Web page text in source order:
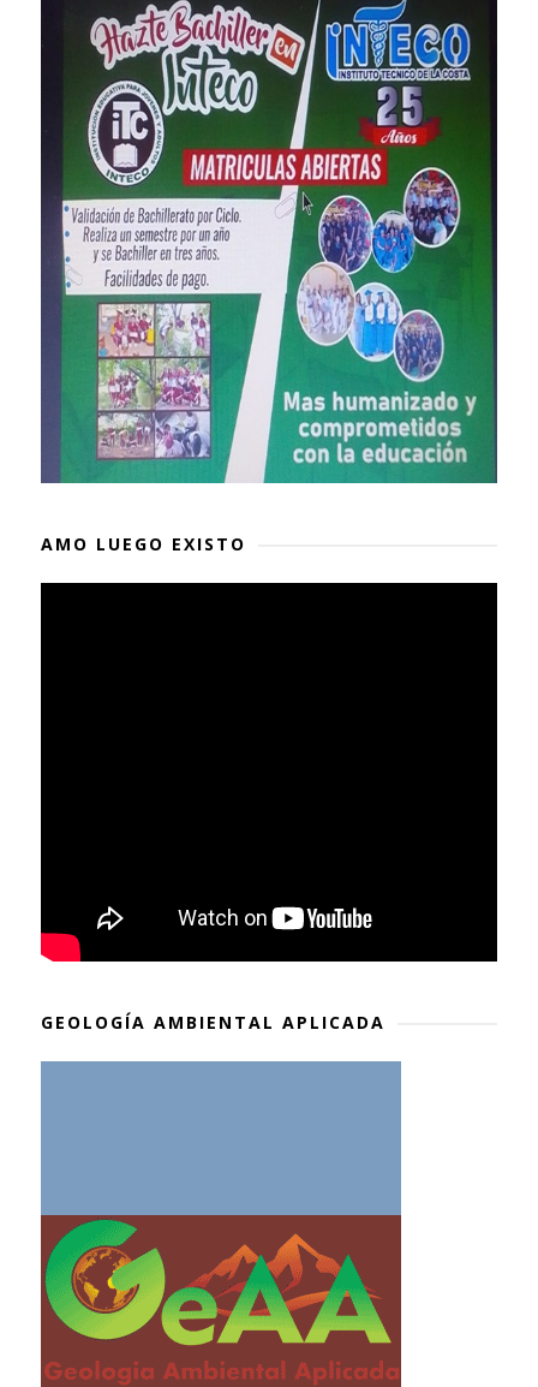
AMO LUEGO EXISTO
GEOLOGÍA AMBIENTAL APLICADA